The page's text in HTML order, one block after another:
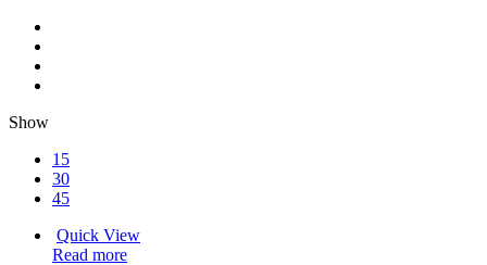
Show
15
30
45
Quick View
Read more